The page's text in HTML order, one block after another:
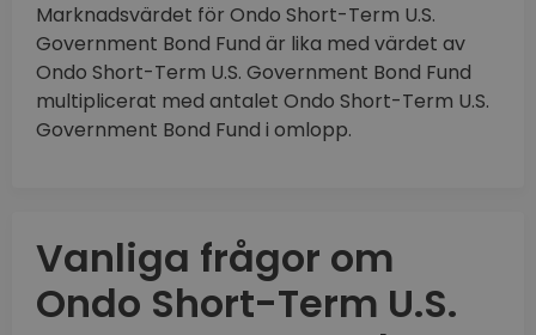
Marknadsvärdet för Ondo Short-Term U.S.
Government Bond Fund är lika med värdet av
Ondo Short-Term U.S. Government Bond Fund
multiplicerat med antalet Ondo Short-Term U.S.
Government Bond Fund i omlopp.
Vanliga frågor om
Ondo Short-Term U.S.